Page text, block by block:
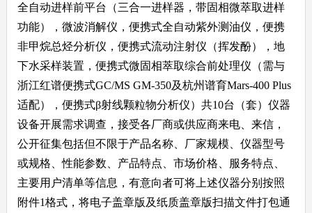
全自动进样前平台（三合一进样器，带固相微萃取进样
功能），微波消解仪，便携式全自动紫外测油仪，便携
非甲烷总烃分析仪，便携式流动注射仪（挥发酚），地
下水采样装置，便携式微固相萃取综合前处理仪（需与
浙江红谱便携式GC/MS GM-350及杭州谱育Mars-400 Plus
适配），便携式β射线颗粒物分析仪）共10台（套）仪器
设备开展需求调查，接受各厂商或供应商来电、来信，
公开征集包括但不限于产品名称、厂家规模、仪器型号
或规格、性能参数、产品特点、市场价格、服务特点、
主要用户清单等信息，有意向者可将上述仪器分别按照
附件1格式，将电子盖章版及纸质盖章版扫描文件打包通